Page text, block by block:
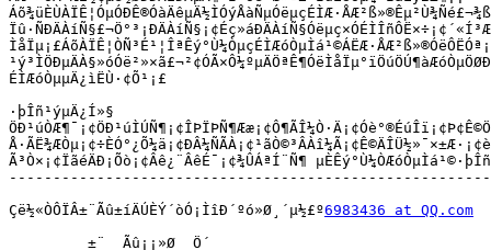
6983436 at QQ.com
         ±¨  Ãû¡¡»Ø  Ö´